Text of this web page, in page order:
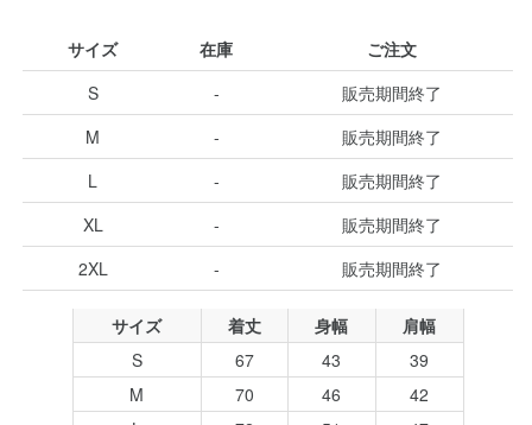
サイズ 在庫
ご注文
S
-
販売期間終了
M
-
販売期間終了
L
-
販売期間終了
XL
-
販売期間終了
2XL
- 販売期間終了
サイズ 着丈 身幅
肩幅
S
67 43
39
M
70 46
42